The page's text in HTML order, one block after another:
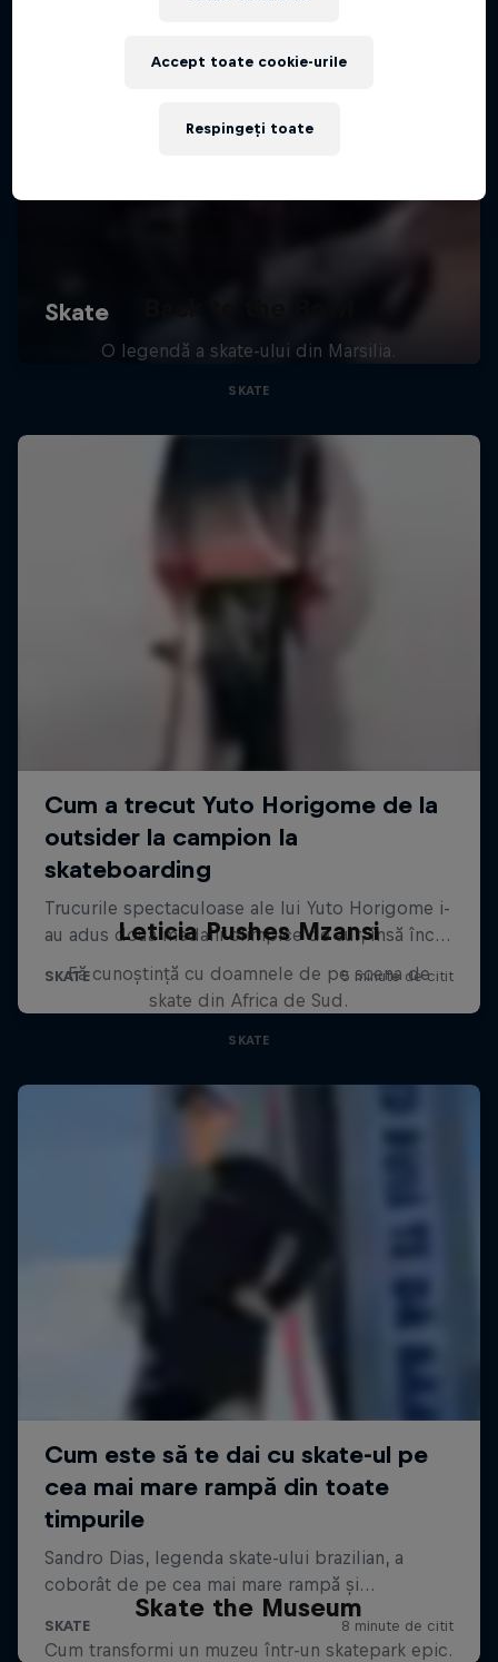
O legendă a skate-ului din Marsilia.
SKATE
Leticia Pushes Mzansi
Fă cunoștință cu doamnele de pe scena de
skate din Africa de Sud.
SKATE
Skate the Museum
Cum transformi un muzeu într-un skatepark epic.
Respingeți toate
Accept toate cookie-urile